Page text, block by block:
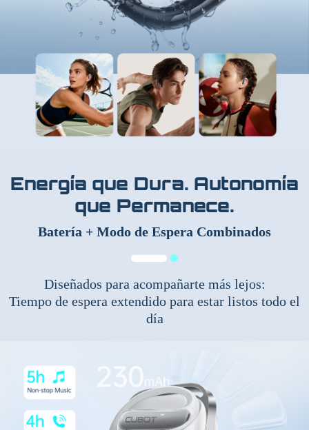
Energía que Dura. Autonomía
que Permanece.
Batería + Modo de Espera Combinados
Diseñados para acompañarte más lejos:
Tiempo de espera extendido para estar listos todo el
día